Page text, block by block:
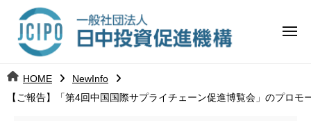
ツ 日
中
j
c
メ
HOME
NewInfo
【ご報告】「第4回中国国際サプライチェーン促進博覧会」のプロ
日
中
資